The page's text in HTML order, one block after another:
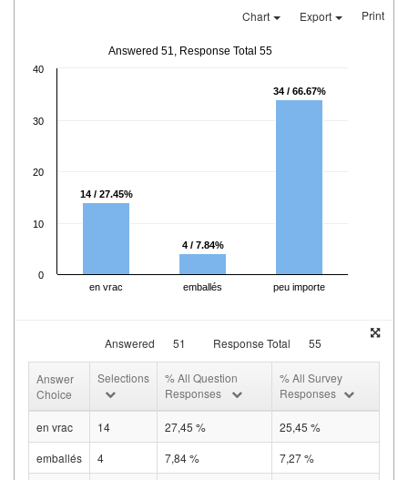
Chart Export Print
Answered 51, Response Total 55
14 / 27.45%
4 / 7.84%
34 / 66.67%
0
10
20
30
40
en vrac emballés peu importe
Answered 51 Response Total 55
Answer
Choice
Selections
% All Question
Responses
% All Survey
Responses
en vrac 14 27,45 %
25,45 %
emballés
4 7,84 %
7,27 %